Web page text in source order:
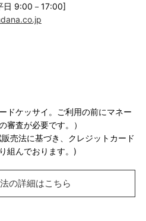
日 9:00－17:00]
ドケッサイ。ご利用の前にマネー
審査が必要です。）
売法に基づき、クレジットカード
組んでおります。)
の詳細はこちら